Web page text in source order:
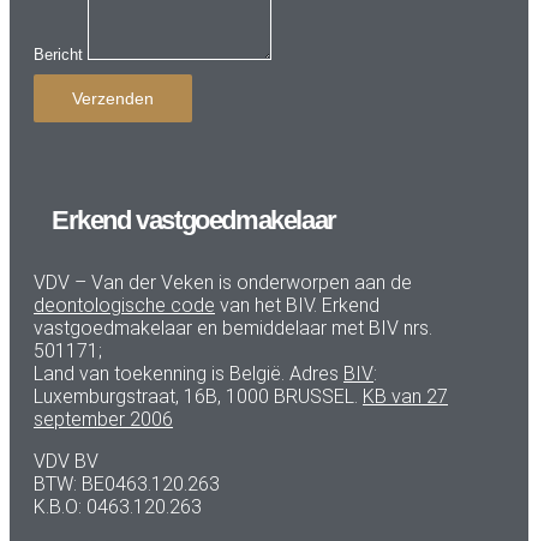
Bericht
Verzenden
Erkend vastgoedmakelaar
VDV – Van der Veken is onderworpen aan de
deontologische code van het BIV. Erkend
vastgoedmakelaar en bemiddelaar met BIV nrs.
501171;
Land van toekenning is België. Adres BIV:
Luxemburgstraat, 16B, 1000 BRUSSEL. KB van 27
september 2006
VDV BV
BTW: BE0463.120.263
K.B.O: 0463.120.263